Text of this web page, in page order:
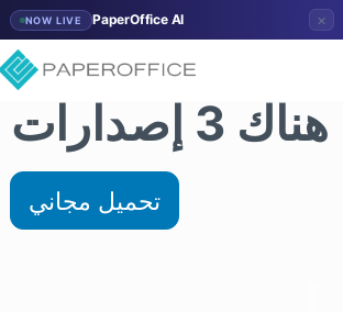
NOW LIVE PaperOffice AI ×
هناك 3 إصدارات مختلفة
تحميل مجاني